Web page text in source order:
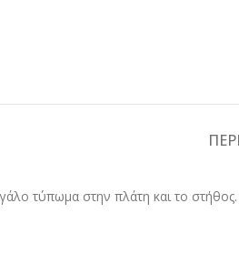
τύπωμα στην πλάτη και το